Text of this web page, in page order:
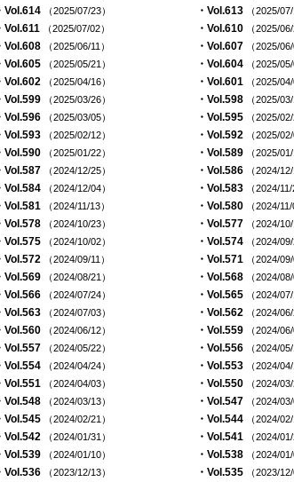
Vol.614 （2025/07/23） ・Vol.613 （2025/07/
Vol.611 （2025/07/02） ・Vol.610 （2025/06/
Vol.608 （2025/06/11） ・Vol.607 （2025/06/
Vol.605 （2025/05/21） ・Vol.604 （2025/05/
Vol.602 （2025/04/16） ・Vol.601 （2025/04/
Vol.599 （2025/03/26） ・Vol.598 （2025/03/
Vol.596 （2025/03/05） ・Vol.595 （2025/02/
Vol.593 （2025/02/12） ・Vol.592 （2025/02/
Vol.590 （2025/01/22） ・Vol.589 （2025/01/
Vol.587 （2024/12/25） ・Vol.586 （2024/12/
Vol.584 （2024/12/04） ・Vol.583 （2024/11/
Vol.581 （2024/11/13） ・Vol.580 （2024/11/
Vol.578 （2024/10/23） ・Vol.577 （2024/10/
Vol.575 （2024/10/02） ・Vol.574 （2024/09/
Vol.572 （2024/09/11） ・Vol.571 （2024/09/
Vol.569 （2024/08/21） ・Vol.568 （2024/08/
Vol.566 （2024/07/24） ・Vol.565 （2024/07/
Vol.563 （2024/07/03） ・Vol.562 （2024/06/
Vol.560 （2024/06/12） ・Vol.559 （2024/06/
Vol.557 （2024/05/22） ・Vol.556 （2024/05/
Vol.554 （2024/04/24） ・Vol.553 （2024/04/
Vol.551 （2024/04/03） ・Vol.550 （2024/03/
Vol.548 （2024/03/13） ・Vol.547 （2024/03/
Vol.545 （2024/02/21） ・Vol.544 （2024/02/
Vol.542 （2024/01/31） ・Vol.541 （2024/01/
Vol.539 （2024/01/10） ・Vol.538 （2024/01/
Vol.536 （2023/12/13） ・Vol.535 （2023/12/